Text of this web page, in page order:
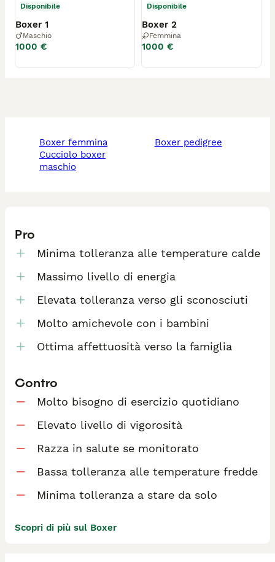
Disponibile
Boxer 1
Maschio
1000 €
Disponibile
Boxer 2
Femmina
1000 €
boxer femmina
cucciolo boxer
maschio
boxer pedigree
Pro
Minima tolleranza alle temperature calde
Massimo livello di energia
Elevata tolleranza verso gli sconosciuti
Molto amichevole con i bambini
Ottima affettuosità verso la famiglia
Contro
Molto bisogno di esercizio quotidiano
Elevato livello di vigorosità
Razza in salute se monitorato
Bassa tolleranza alle temperature fredde
Minima tolleranza a stare da solo
Scopri di più sul Boxer